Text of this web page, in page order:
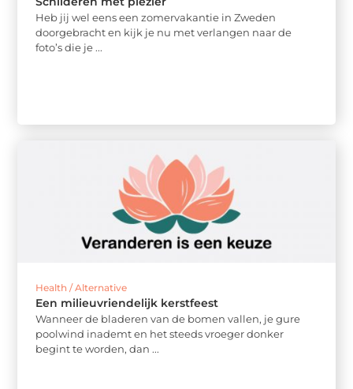
Heb jij wel eens een zomervakantie in Zweden
doorgebracht en kijk je nu met verlangen naar de
foto’s die je ...
Health / Alternative
Een milieuvriendelijk kerstfeest
Wanneer de bladeren van de bomen vallen, je gure
poolwind inademt en het steeds vroeger donker
begint te worden, dan ...